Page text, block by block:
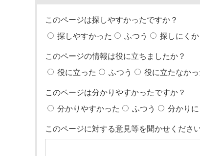
このページは探しやすかったですか？
探しやすかった
ふつう 探しにくか
このページの情報は役に立ちましたか？
役に立った
ふつう 役に立たなかっ
このページは分かりやすかったですか？
分かりやすかった
ふつう 分かり
このページに対する意見等を聞かせください